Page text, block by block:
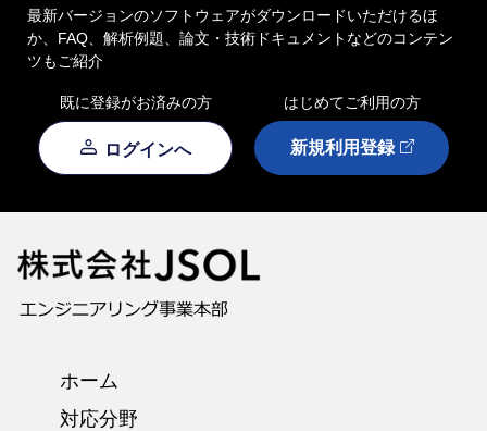
最新バージョンのソフトウェアがダウンロードいただけるほ
か、FAQ、解析例題、論文・技術ドキュメントなどのコンテン
ツもご紹介
既に登録がお済みの方 はじめてご利用の方
ログインへ 新規利用登録
ホーム
対応分野